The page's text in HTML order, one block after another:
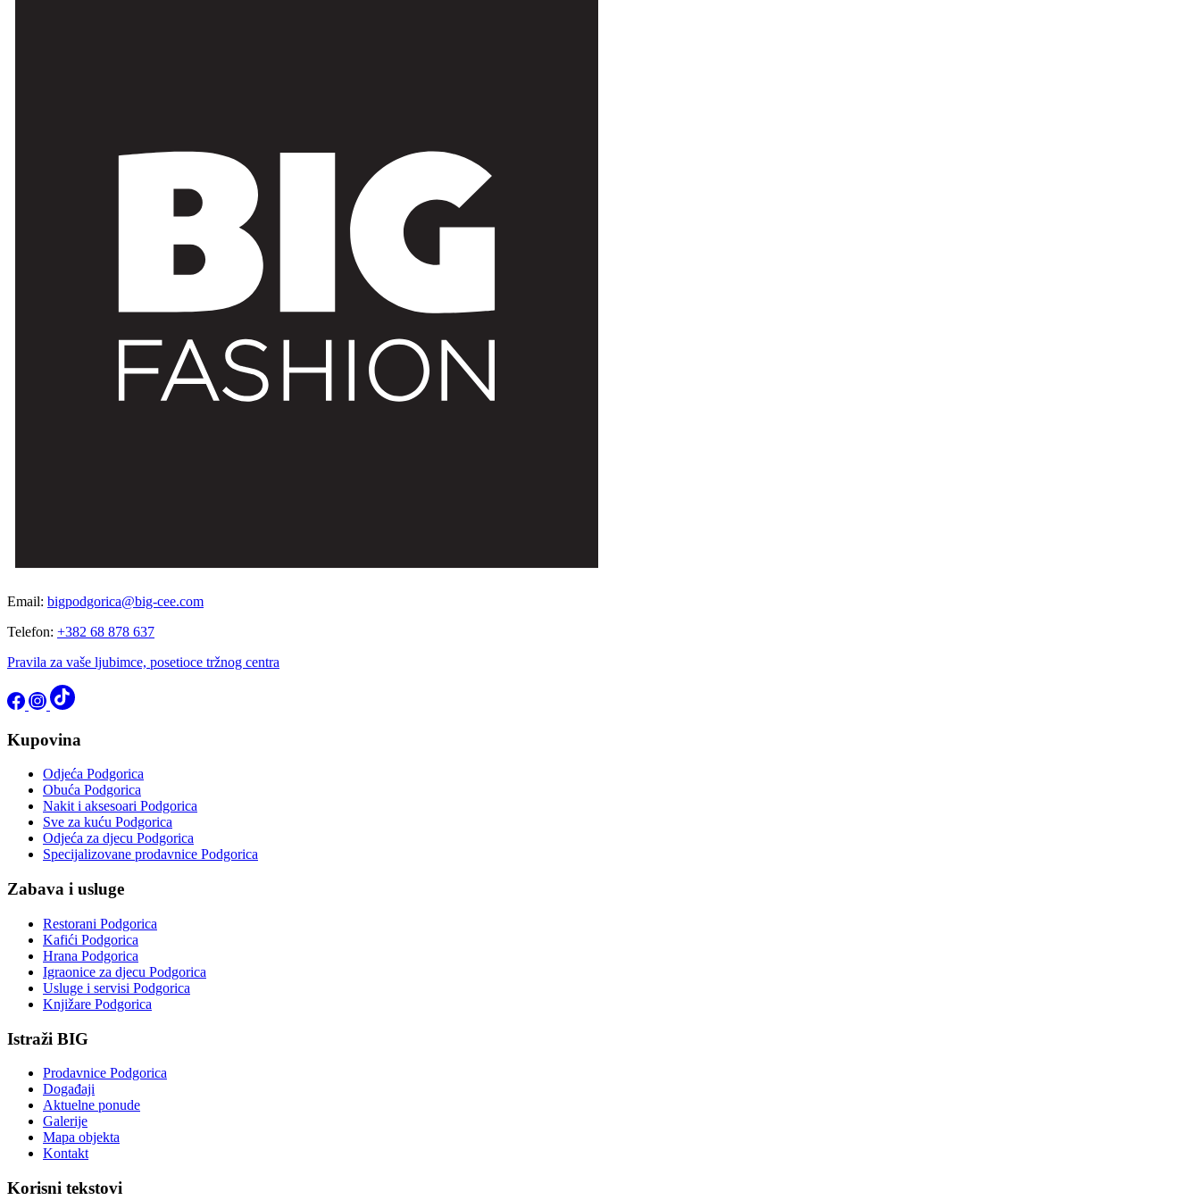
Email: bigpodgorica@big-cee.com
Telefon: +382 68 878 637
Pravila za vaše ljubimce, posetioce tržnog centra
Kupovina
Odjeća Podgorica
Obuća Podgorica
Nakit i aksesoari Podgorica
Sve za kuću Podgorica
Odjeća za djecu Podgorica
Specijalizovane prodavnice Podgorica
Zabava i usluge
Restorani Podgorica
Kafići Podgorica
Hrana Podgorica
Igraonice za djecu Podgorica
Usluge i servisi Podgorica
Knjižare Podgorica
Istraži BIG
Prodavnice Podgorica
Događaji
Aktuelne ponude
Galerije
Mapa objekta
Kontakt
Korisni tekstovi